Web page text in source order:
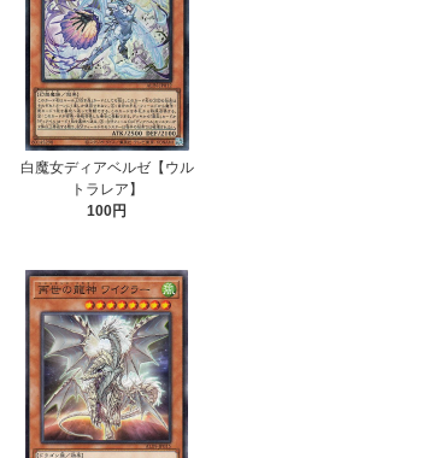
白魔女ディアベルゼ【ウル
トラレア】
100円